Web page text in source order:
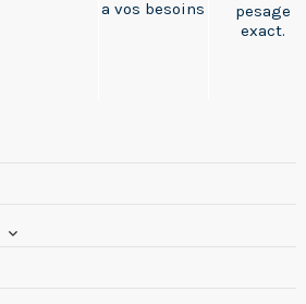
a vos besoins
pesage
exact.